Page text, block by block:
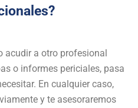
acudir a otro profesional
o informes periciales, pasa
En cualquier caso,
y te asesoraremos